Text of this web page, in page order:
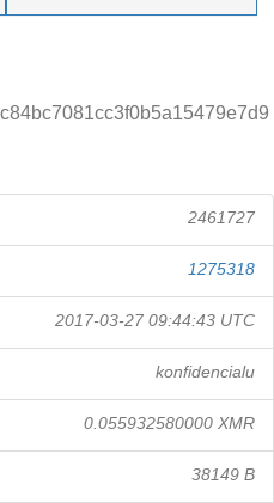
2461727
1275318
2017-03-27 09:44:43 UTC
konfidencialu
0.055932580000 XMR
38149 B